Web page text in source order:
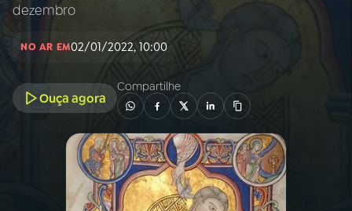
PROGRAMAÇÃO
dezembro
NO AR EM02/01/2022, 10:00
Ouça agora
Compartilhe